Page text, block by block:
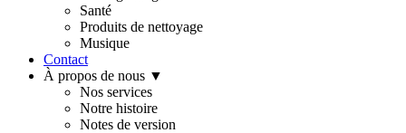
Santé
Produits de nettoyage
Musique
Contact
À propos de nous ▼
Nos services
Notre histoire
Notes de version